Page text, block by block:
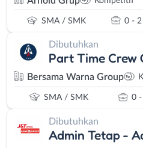
SMA / SMK 0 - 2
Dibutuhkan
Part Time Crew
Bersama Warna Group
SMA / SMK 0 -
Dibutuhkan
Admin Tetap -